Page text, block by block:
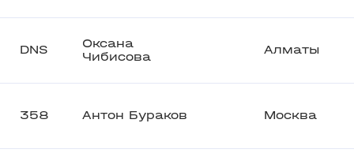
DNS
Оксана
Чибисова
Алматы
358 Антон Бураков Москва